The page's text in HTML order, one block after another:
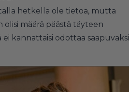
hetkellä ole tietoa, mutta
määrä päästä täyteen
kannattaisi odottaa saapuvaksi